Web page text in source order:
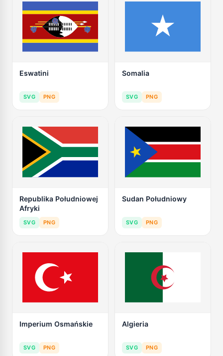
Eswatini
SVG PNG
Somalia
SVG PNG
Republika Południowej
Afryki
SVG PNG
Sudan Południowy
SVG PNG
Imperium Osmańskie
SVG PNG
Algieria
SVG PNG